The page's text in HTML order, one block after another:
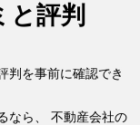
と評判
判を事前に確認でき
なら、 不動産会社の